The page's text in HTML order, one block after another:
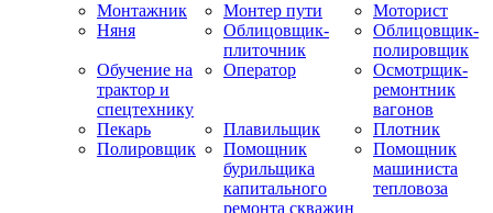
Монтажник Монтер пути
Моторист
Няня
Облицовщик-
плиточник
Облицовщик-
полировщик
Обучение на
трактор и
спецтехнику
Оператор
Осмотрщик-
ремонтник
вагонов
Пекарь
Плавильщик
Плотник
Полировщик
Помощник
бурильщика
капитального
ремонта скважин
Помощник
машиниста
тепловоза